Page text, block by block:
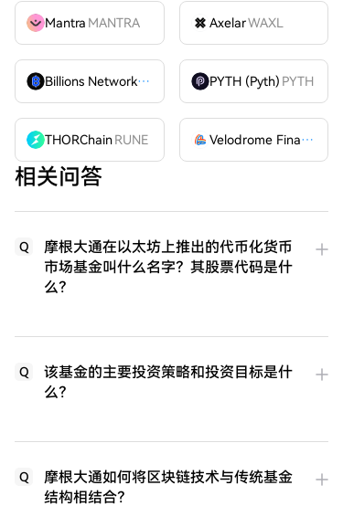
Mantra MANTRA AxelarWAXL
Billions Network
BILL PYTH (Pyth) PYTH
THORChainRUNE Velodrome Finance
相关问答
Q
摩根大通在以太坊上推出的代币化货币
市场基金叫什么名字？其股票代码是什
么？
Q
该基金的主要投资策略和投资目标是什
么？
Q
摩根大通如何将区块链技术与传统基金
结构相结合？